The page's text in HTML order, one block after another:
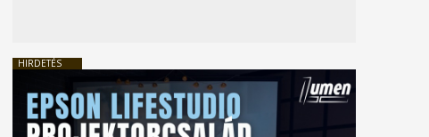
HIRDETÉS